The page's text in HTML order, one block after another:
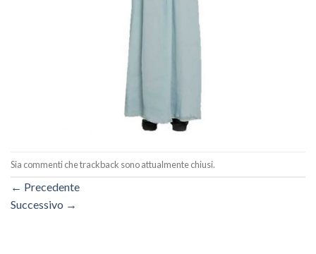
Sia commenti che trackback sono attualmente chiusi.
← Precedente
Successivo →